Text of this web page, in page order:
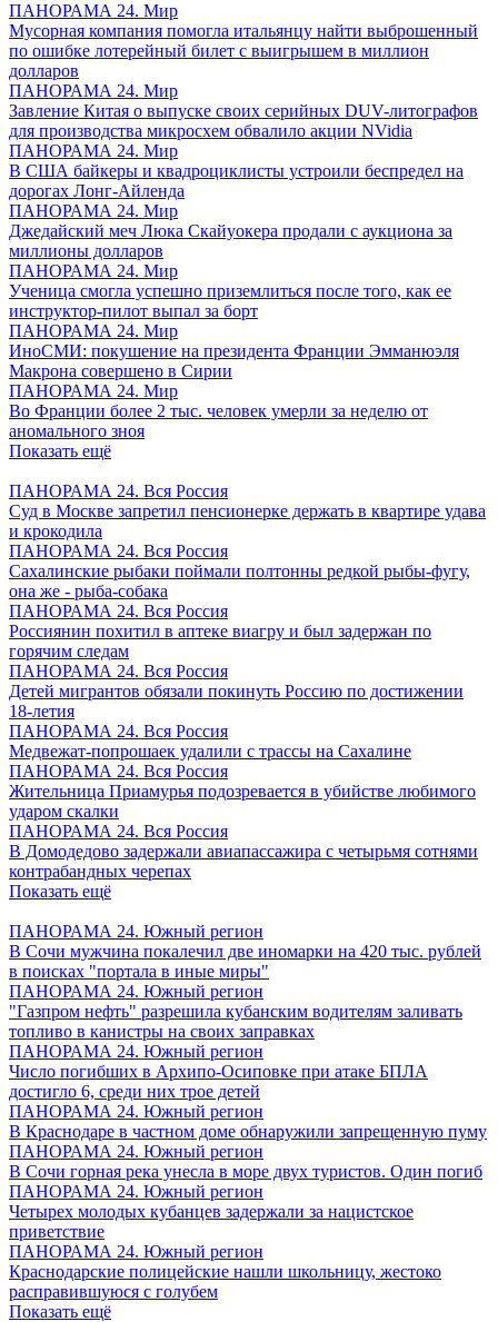
ПАНОРАМА 24. Мир
Мусорная компания помогла итальянцу найти выброшенный
по ошибке лотерейный билет с выигрышем в миллион
долларов
ПАНОРАМА 24. Мир
Завление Китая о выпуске своих серийных DUV-литографов
для производства микросхем обвалило акции NVidia
ПАНОРАМА 24. Мир
В США байкеры и квадроциклисты устроили беспредел на
дорогах Лонг-Айленда
ПАНОРАМА 24. Мир
Джедайский меч Люка Скайуокера продали с аукциона за
миллионы долларов
ПАНОРАМА 24. Мир
Ученица смогла успешно приземлиться после того, как ее
инструктор-пилот выпал за борт
ПАНОРАМА 24. Мир
ИноСМИ: покушение на президента Франции Эмманюэля
Макрона совершено в Сирии
ПАНОРАМА 24. Мир
Во Франции более 2 тыс. человек умерли за неделю от
аномального зноя
Показать ещё
ПАНОРАМА 24. Вся Россия
Суд в Москве запретил пенсионерке держать в квартире удава
и крокодила
ПАНОРАМА 24. Вся Россия
Сахалинские рыбаки поймали полтонны редкой рыбы-фугу,
она же - рыба-собака
ПАНОРАМА 24. Вся Россия
Россиянин похитил в аптеке виагру и был задержан по
горячим следам
ПАНОРАМА 24. Вся Россия
Детей мигрантов обязали покинуть Россию по достижении
18-летия
ПАНОРАМА 24. Вся Россия
Медвежат-попрошаек удалили с трассы на Сахалине
ПАНОРАМА 24. Вся Россия
Жительница Приамурья подозревается в убийстве любимого
ударом скалки
ПАНОРАМА 24. Вся Россия
В Домодедово задержали авиапассажира с четырьмя сотнями
контрабандных черепах
Показать ещё
ПАНОРАМА 24. Южный регион
В Сочи мужчина покалечил две иномарки на 420 тыс. рублей
в поисках "портала в иные миры"
ПАНОРАМА 24. Южный регион
"Газпром нефть" разрешила кубанским водителям заливать
топливо в канистры на своих заправках
ПАНОРАМА 24. Южный регион
Число погибших в Архипо-Осиповке при атаке БПЛА
достигло 6, среди них трое детей
ПАНОРАМА 24. Южный регион
В Краснодаре в частном доме обнаружили запрещенную пуму
ПАНОРАМА 24. Южный регион
В Сочи горная река унесла в море двух туристов. Один погиб
ПАНОРАМА 24. Южный регион
Четырех молодых кубанцев задержали за нацистское
приветствие
ПАНОРАМА 24. Южный регион
Краснодарские полицейские нашли школьницу, жестоко
расправившуюся с голубем
Показать ещё